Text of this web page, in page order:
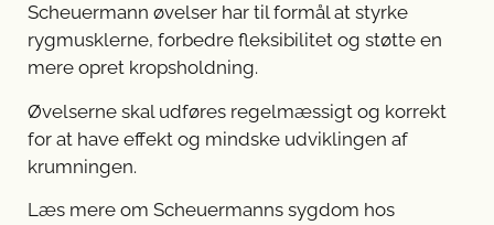
Scheuermann øvelser har til formål at styrke
rygmusklerne, forbedre fleksibilitet og støtte en
mere opret kropsholdning.
Øvelserne skal udføres regelmæssigt og korrekt
for at have effekt og mindske udviklingen af
krumningen.
Læs mere om Scheuermanns sygdom hos